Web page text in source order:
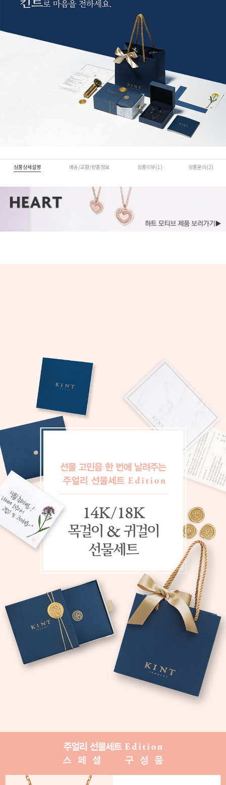
상품상세설명 배송/교환/반품정보 상품리뷰(1) 상품문의(2)